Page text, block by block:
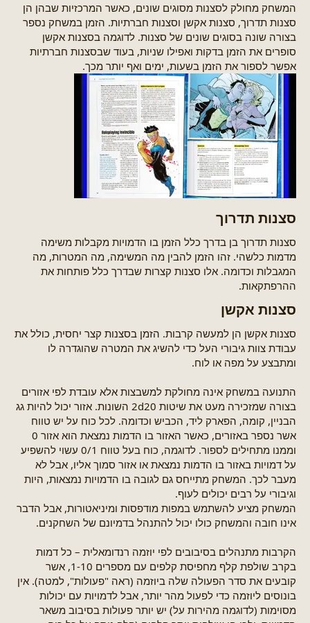
המשחק מחולק לסצנות מסוגים שונים, כאשר המרכזיות שבהן הן
סצנות תדרוך, סצנות אקשן וסצנות חברתיות. הזמן במשחק נספר
בצורה שונה בסוגים שונים של סצנות. לדוגמה בסצנות אקשן
סופרים את הזמן בדקות ואפילו שניות, בעוד שבסצנות חברתיות
אפשר לספור את הזמן בשעות, ימים ואף יותר מכך.
סצנות תדרוך​
סצנות תדרוך בן בדרך כלל הזמן בו הדמויות מקבלות משימה
מדמות כלשהי. זהו הזמן להבין מה המשימה, מה המטרות, מה
המגבלות וכדומה. אלו סצנות קצרות שבדרך כלל פותחות את
ההרפתקאות.
סצנות אקשן​
סצנות אקשן הן למעשה קרבות. הזמן בסצנות קצר יחסית, כולל את
עבודת צוות גיבורי העל כדי להשיג את המטרה שהוגדרה לו
ומתבצע על מפה או לוח.
התנועה במשחק אינה מחולקת למשבצות אלא עובדת לפי אזורים
בצורה שמזכירה מעט את שיטות 2d20 השונות. אזור יכול להיות גג
הבניין, קומה, הפארק ליד, הכביש וכדומה. לכל כוח על יש טווח
אשר נספר באזורים, כאשר האזור בו הדמות נמצאת הוא אזור 0
וממנו מתחילים לספור. לדוגמה, כוח בעל טווח 0/1 עשוי להשפיע
על דמויות באזור בו הדמות נמצאת או אזור סמוך אליו, אבל לא
מעבר לכך. המשחק מתייחס גם לגובה בו הדמויות נמצאות, היות
וגיבורי על רבים יכולים לעוף.
המשחק מציע להשתמש במפות מודפסות ומיניאטורות, אבל הדבר
אינו חובה והמשחק כולו יכול להתנהל בדמיונם של השחקנים.
הקרבות מתנהלים בסיבובים לפי יוזמה רנדומאלית – כל דמות
בקרב שולפת קלף מחפיסת קלפים עם מספרים 1-10, אשר
קובעים את סדר הפעולה שלה ביוזמה (ראה "פעולות", למטה). אין
בונוסים ליוזמה כדי לפעול מהר יותר, אבל לדמויות עם יכולות
מסוימות (לדוגמה מהירות על) יש יותר פעולות בסיבוב משאר